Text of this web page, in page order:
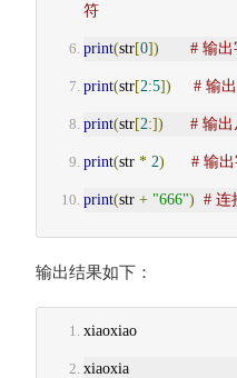
符
print(str[0]) # 输
print(str[2:5]) # 输
print(str[2:]) # 输
print(str * 2) # 输
print(str + "666") # 连
输出结果如下：
xiaoxiao
xiaoxia